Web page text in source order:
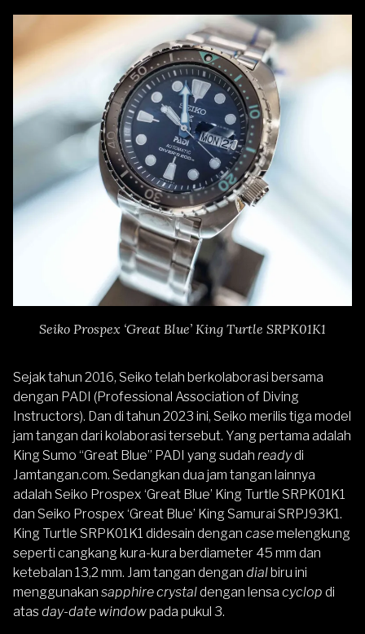
Seiko Prospex ‘Great Blue’ King Turtle SRPK01K1
Sejak tahun 2016, Seiko telah berkolaborasi bersama
dengan PADI (Professional Association of Diving
Instructors). Dan di tahun 2023 ini, Seiko merilis tiga model
jam tangan dari kolaborasi tersebut. Yang pertama adalah
King Sumo “Great Blue” PADI yang sudah readydi
Jamtangan.com. Sedangkan dua jam tangan lainnya
adalah Seiko Prospex ‘Great Blue’ King Turtle SRPK01K1
dan Seiko Prospex ‘Great Blue’ King Samurai SRPJ93K1.
King Turtle SRPK01K1 didesain dengan casemelengkung
seperti cangkang kura-kura berdiameter 45 mm dan
ketebalan 13,2 mm. Jam tangan dengan dial biru ini
menggunakan sapphire crystaldengan lensa cyclop di
atasday-date windowpada pukul 3.